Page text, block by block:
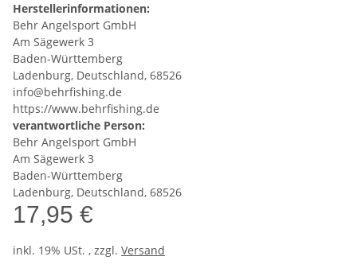
Herstellerinformationen:
Behr Angelsport GmbH
Am Sägewerk 3
Baden-Württemberg
Ladenburg, Deutschland, 68526
info@behrfishing.de
https://www.behrfishing.de
verantwortliche Person:
Behr Angelsport GmbH
Am Sägewerk 3
Baden-Württemberg
Ladenburg, Deutschland, 68526
17,95 €
inkl. 19% USt. , zzgl. Versand